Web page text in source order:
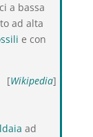
a bassa
ad alta
e con
[Wikipedia]
ad